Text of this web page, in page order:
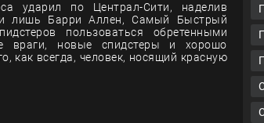
ударил по Централ-Сити, наделив
и лишь Барри Аллен, Самый Быстрый
пользоваться обретенными
враги, новые спидстеры и хорошо
как всегда, человек, носящий красную